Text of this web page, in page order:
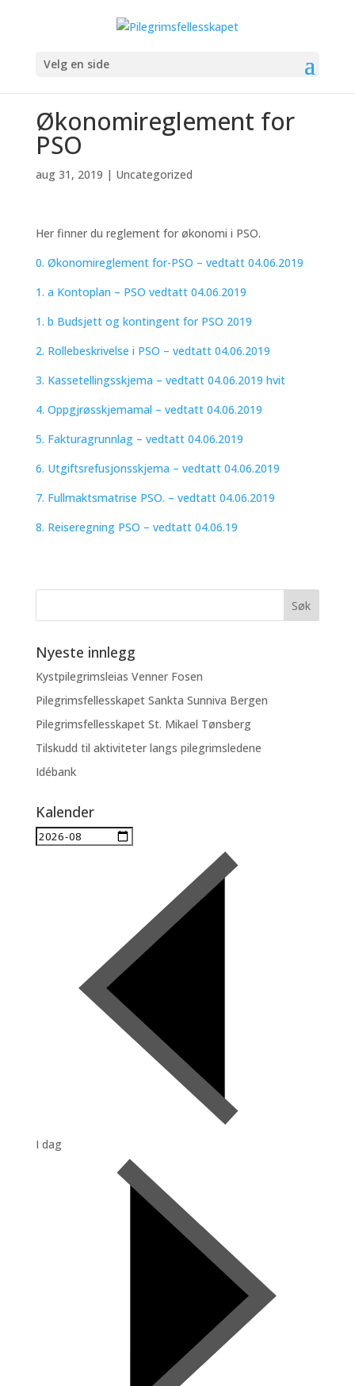
Velg en side
Økonomireglement for
PSO
aug 31, 2019 | Uncategorized
Her finner du reglement for økonomi i PSO.
0. Økonomireglement for-PSO – vedtatt 04.06.2019
1. a Kontoplan – PSO vedtatt 04.06.2019
1. b Budsjett og kontingent for PSO 2019
2. Rollebeskrivelse i PSO – vedtatt 04.06.2019
3. Kassetellingsskjema – vedtatt 04.06.2019 hvit
4. Oppgjrøsskjemamal – vedtatt 04.06.2019
5. Fakturagrunnlag – vedtatt 04.06.2019
6. Utgiftsrefusjonsskjema – vedtatt 04.06.2019
7. Fullmaktsmatrise PSO. – vedtatt 04.06.2019
8. Reiseregning PSO – vedtatt 04.06.19
Nyeste innlegg
Kystpilegrimsleias Venner Fosen
Pilegrimsfellesskapet Sankta Sunniva Bergen
Pilegrimsfellesskapet St. Mikael Tønsberg
Tilskudd til aktiviteter langs pilegrimsledene
Idébank
Kalender
I dag